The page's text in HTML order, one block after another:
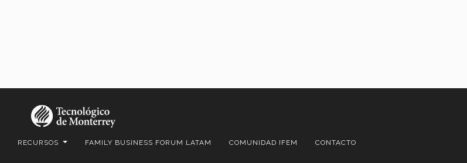
RECURSOS FAMILY BUSINESS FORUM LATAM COMUNIDAD IFEM CONTACTO